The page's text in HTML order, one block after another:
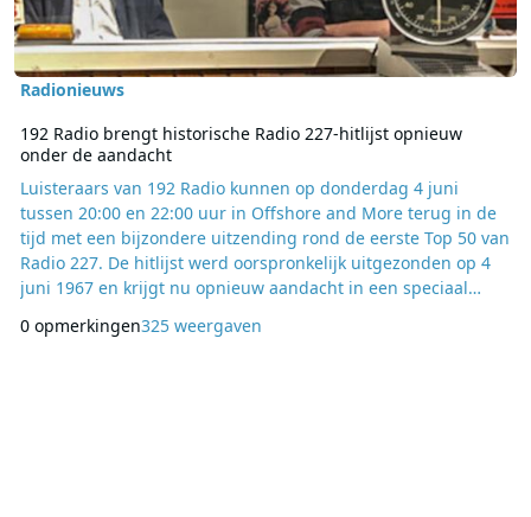
Radionieuws
192 Radio brengt historische Radio 227-hitlijst opnieuw
onder de aandacht
Luisteraars van 192 Radio kunnen op donderdag 4 juni
tussen 20:00 en 22:00 uur in Offshore and More terug in de
tijd met een bijzondere uitzending rond de eerste Top 50 van
Radio 227. De hitlijst werd oorspronkelijk uitgezonden op 4
juni 1967 en krijgt nu opnieuw aandacht in een speciaal
voormalig Radio 227-dj Look Boden de complete Top 50
0 opmerkingen325 weergaven